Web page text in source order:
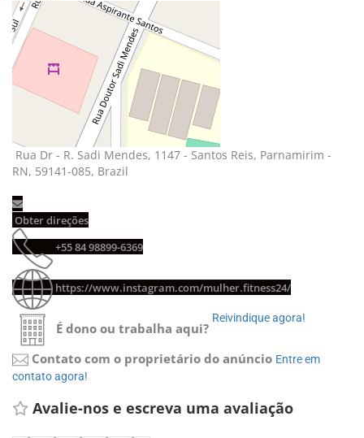
Rua Dr - R. Sadi Mendes, 1147 - Santos Reis, Parnamirim -
RN, 59141-085, Brazil
Obter direções
+55 84 98899-6369
https://www.instagram.com/mulher.fitness24/
É dono ou trabalha aqui?
Reivindique agora!
Contato com o proprietário do anúncio Entre em
contato agora!
Avalie-nos e escreva uma avaliação